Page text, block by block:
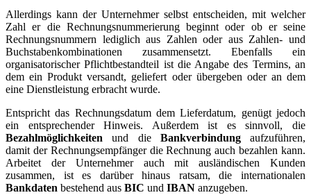
Allerdings kann der Unternehmer selbst entscheiden, mit welcher
Zahl er die Rechnungsnummerierung beginnt oder ob er seine
Rechnungsnummern lediglich aus Zahlen oder aus Zahlen- und
Buchstabenkombinationen zusammensetzt. Ebenfalls ein
organisatorischer Pflichtbestandteil ist die Angabe des Termins, an
dem ein Produkt versandt, geliefert oder übergeben oder an dem
eine Dienstleistung erbracht wurde.
Entspricht das Rechnungsdatum dem Lieferdatum, genügt jedoch
ein entsprechender Hinweis. Außerdem ist es sinnvoll, die
Bezahlmöglichkeiten und die Bankverbindungaufzuführen,
damit der Rechnungsempfänger die Rechnung auch bezahlen kann.
Arbeitet der Unternehmer auch mit ausländischen Kunden
zusammen, ist es darüber hinaus ratsam, die internationalen
Bankdaten bestehend aus BIC und IBAN anzugeben.